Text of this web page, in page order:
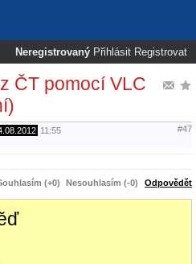
Neregistrovaný Přihlásit Registrovat
ČT pomocí VLC
11:55 #47
(+0) Nesouhlasím (-0) Odpovědět